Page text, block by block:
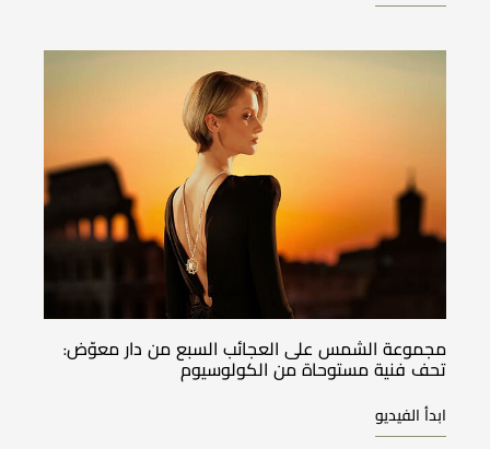
مجموعة الشمس على العجائب السبع من دار معوّض:
تحف فنية مستوحاة من الكولوسيوم
ابدأ الفيديو